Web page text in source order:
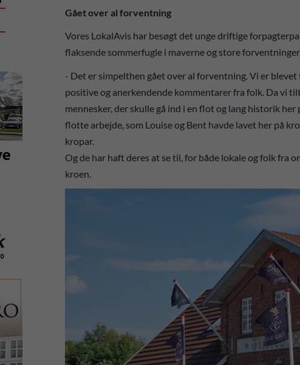
Gået over al forventning
Vores LokalAvis har besøgt det unge driftige
flaksende sommerfugle i maverne og store
- Det er simpelthen gået over al forventning. Vi er
positive og anerkendende kommentarer fra folk. Da vi
mennesker, der skulle gå ind i en flot og lang historik
flotte arbejde, som Louise og Bent havde lavet her på
kropar.
Og de har haft deres at se til, for både lokale og folk
kroen.